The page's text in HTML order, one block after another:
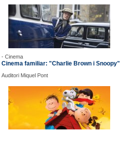
- Cinema
Cinema familiar: "Charlie Brown i Snoopy"
Auditori Miquel Pont